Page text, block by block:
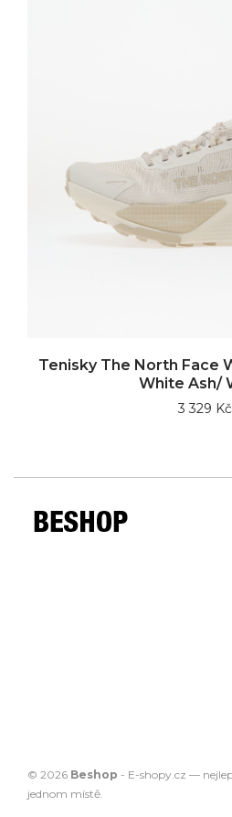
Tenisky The North Face
White Ash/
3 329 Kč
© 2026 Beshop - E-shopy.cz —
jednom místě.